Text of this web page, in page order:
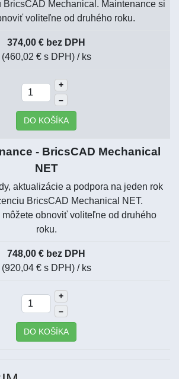
BricsCAD Mechanical. Maintenance si
voliteľne od druhého roku.
374,00 € bez DPH
(460,02 € s DPH) / ks
+
–
DO KOŠÍKA
- BricsCAD Mechanical
NET
aktualizácie a podpora na jeden rok
BricsCAD Mechanical NET.
môžete obnoviť voliteľne od druhého
roku.
748,00 € bez DPH
(920,04 € s DPH) / ks
+
–
DO KOŠÍKA